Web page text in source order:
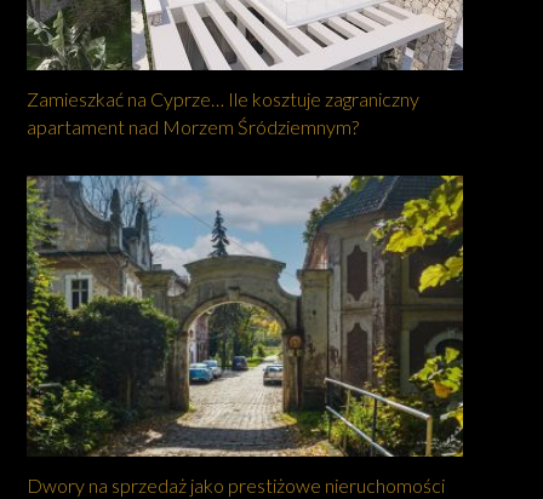
Zamieszkać na Cyprze… Ile kosztuje zagraniczny
apartament nad Morzem Śródziemnym?
Dwory na sprzedaż jako prestiżowe nieruchomości